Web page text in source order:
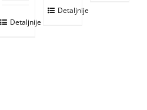
Detaljnije
Detaljnije